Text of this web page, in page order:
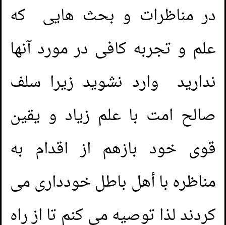
در مناظرات و بحث هایی که
علم و تجربه کافی در مورد آنها
ندارید وارد نشوید زیرا سلف
صالح امت با علم زیاد و یقین
قوی خود بازهم از اقدام به
مناظره با أهل باطل خودداری می
کردند لذا توصیه می کنم تا از راه